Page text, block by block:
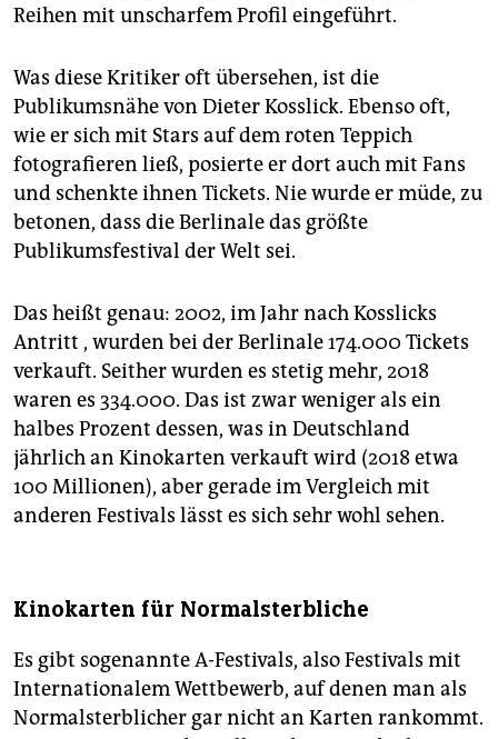
Reihen mit unscharfem Profil eingeführt.
Was diese Kritiker oft übersehen, ist die
Publikumsnähe von Dieter Kosslick. Ebenso oft,
wie er sich mit Stars auf dem roten Teppich
fotografieren ließ, posierte er dort auch mit Fans
und schenkte ihnen Tickets. Nie wurde er müde, zu
betonen, dass die Berlinale das größte
Publikumsfestival der Welt sei.
Das heißt genau: 2002, im Jahr nach Kosslicks
Antritt , wurden bei der Berlinale 174.000 Tickets
verkauft. Seither wurden es stetig mehr, 2018
waren es 334.000. Das ist zwar weniger als ein
halbes Prozent dessen, was in Deutschland
jährlich an Kinokarten verkauft wird (2018 etwa
100 Millionen), aber gerade im Vergleich mit
anderen Festivals lässt es sich sehr wohl sehen.
Kinokarten für Normalsterbliche
Es gibt sogenannte A-Festivals, also Festivals mit
Internationalem Wettbewerb, auf denen man als
Normalsterblicher gar nicht an Karten rankommt.